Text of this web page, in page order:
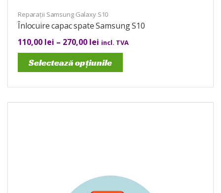
Reparații Samsung Galaxy S10
Înlocuire capac spate Samsung S10
110,00 lei – 270,00 lei incl. TVA
Selectează opțiunile